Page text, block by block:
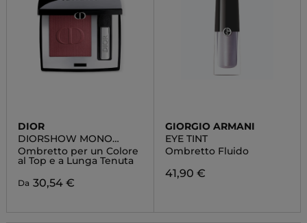
DIOR
DIORSHOW MONO
COULEUR
Ombretto per un Colore
al Top e a Lunga Tenuta
Da 30,54 €
GIORGIO ARMANI
EYE TINT
Ombretto Fluido
41,90 €